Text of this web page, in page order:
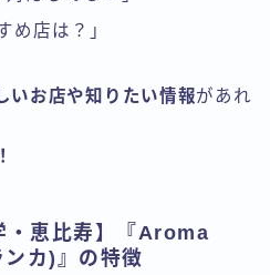
め店は？」
いお店や知りたい情報があれ
・恵比寿】『Aroma
カ)』の特徴